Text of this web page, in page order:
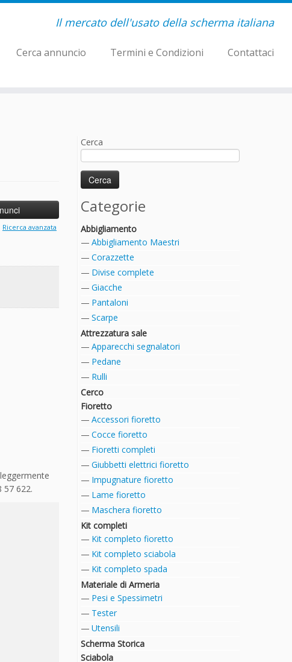
Il mercato dell'usato della scherma italiana
Cerca annuncio Termini e Condizioni Contattaci
Ricerca avanzata
57 622.
Cerca
Categorie
Abbigliamento
Abbigliamento Maestri
Corazzette
Divise complete
Giacche
Pantaloni
Scarpe
Attrezzatura sale
Apparecchi segnalatori
Pedane
Rulli
Cerco
Fioretto
Accessori fioretto
Cocce fioretto
Fioretti completi
Giubbetti elettrici fioretto
Impugnature fioretto
Lame fioretto
Maschera fioretto
Kit completi
Kit completo fioretto
Kit completo sciabola
Kit completo spada
Materiale di Armeria
Pesi e Spessimetri
Tester
Utensili
Scherma Storica
Sciabola